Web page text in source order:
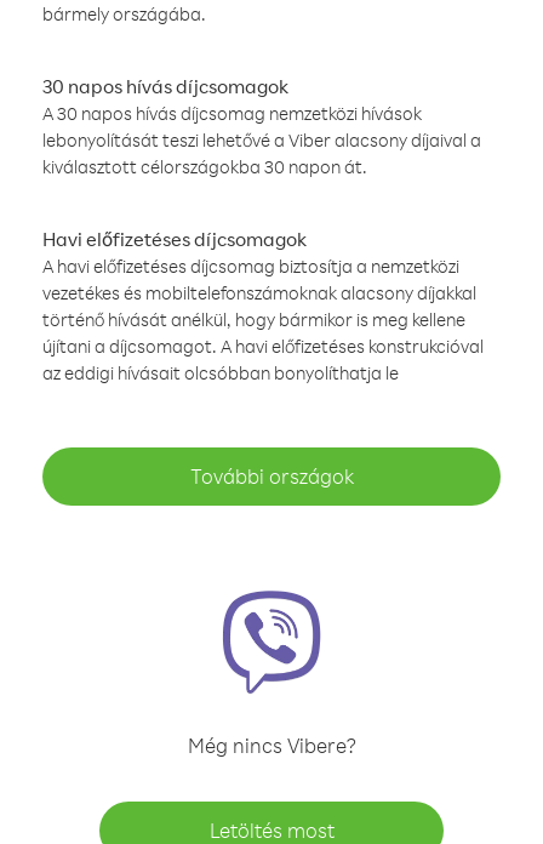
bármely országába.
30 napos hívás díjcsomagok
A 30 napos hívás díjcsomag nemzetközi hívások
lebonyolítását teszi lehetővé a Viber alacsony díjaival a
kiválasztott célországokba 30 napon át.
Havi előfizetéses díjcsomagok
A havi előfizetéses díjcsomag biztosítja a nemzetközi
vezetékes és mobiltelefonszámoknak alacsony díjakkal
történő hívását anélkül, hogy bármikor is meg kellene
újítani a díjcsomagot. A havi előfizetéses konstrukcióval
az eddigi hívásait olcsóbban bonyolíthatja le
További országok
Még nincs Vibere?
Letöltés most